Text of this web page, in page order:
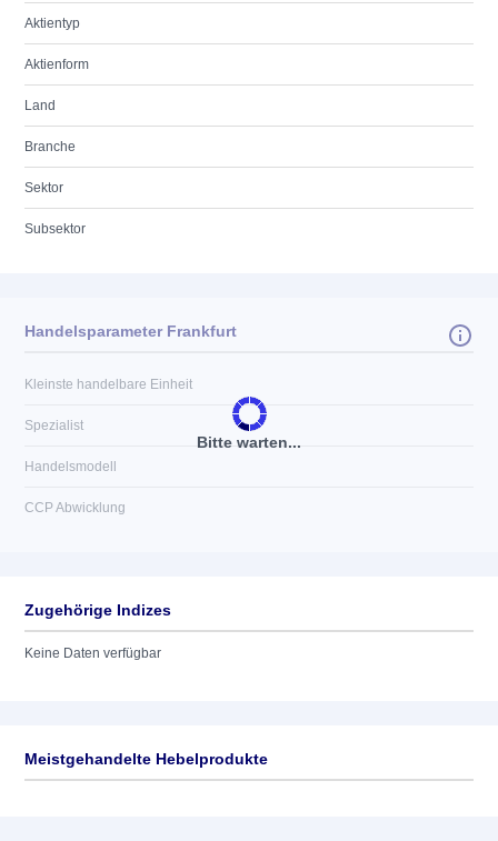
Aktientyp
Aktienform
Land
Branche
Sektor
Subsektor
Bitte warten...
Handelsparameter Frankfurt
Kleinste handelbare Einheit
Spezialist
Handelsmodell
CCP Abwicklung
Zugehörige Indizes
Keine Daten verfügbar
Meistgehandelte Hebelprodukte